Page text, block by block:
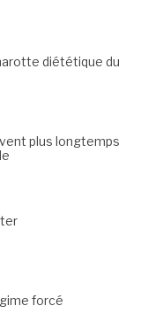
diététique du
plus longtemps
forcé